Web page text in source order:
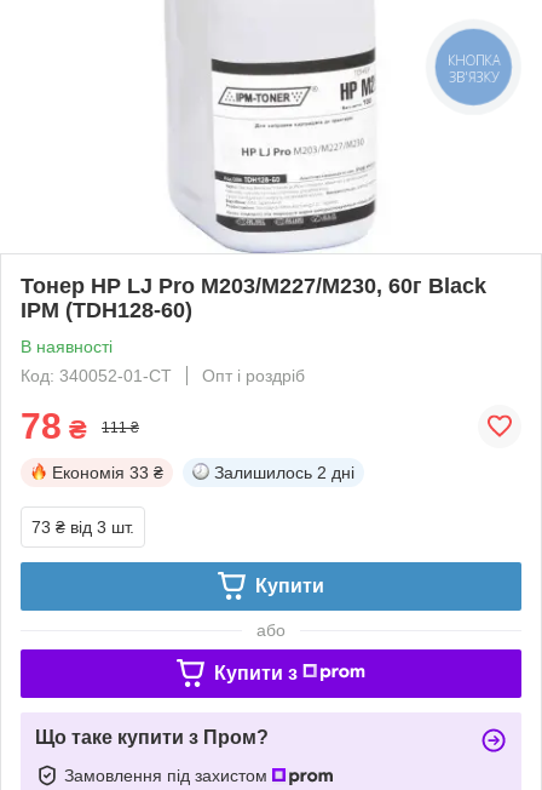
Тонер HP LJ Pro M203/M227/M230, 60г Black
IPM (TDH128-60)
В наявності
Код: 340052-01-СТ
Опт і роздріб
78 ₴ 111 ₴
Економія 33 ₴ Залишилось 2 дні
73 ₴ від 3 шт.
Купити
або
Купити з
Що таке купити з Пром?
Замовлення під захистом
КНОПКА
ЗВ'ЯЗКУ